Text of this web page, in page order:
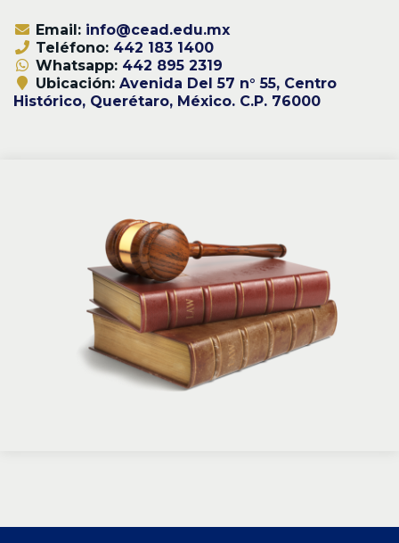
Email: info@cead.edu.mx
Teléfono: 442 183 1400
Whatsapp: 442 895 2319
Ubicación: Avenida Del 57 n° 55, Centro
Histórico, Querétaro, México. C.P. 76000